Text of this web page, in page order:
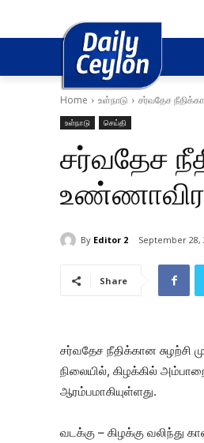
Home உள்நாடு சர்வதேச
உள்நாடு செய்தி
சர்வதேச
By Editor 2 September 28,
Share
சர்வதேச நீதிக்கான சுழற்சி
நிலையில், கிழக்கில்
ஆரம்பமாகியுள்ளது.
வடக்கு – கிழக்கு